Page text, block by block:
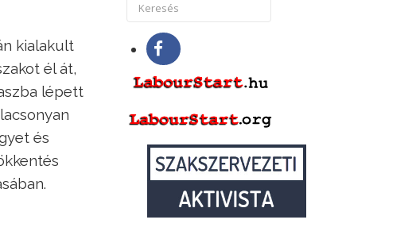
kialakult
él át,
lépett
és